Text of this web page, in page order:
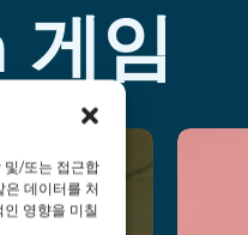
및/또는 접근합
은 데이터를 처
영향을 미칠
임